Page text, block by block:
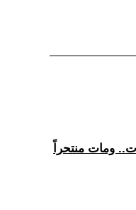
ومات منتحراً